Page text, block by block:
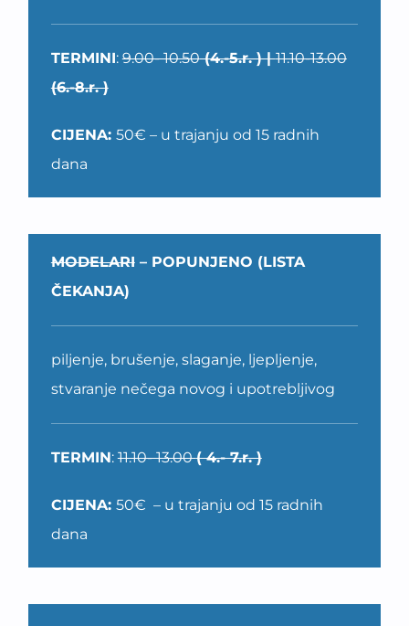
TERMINI:9.00- 10.50(4.-5.r. ) |11.10-13.00
(6.-8.r. )
CIJENA: 50€ – u trajanju od 15 radnih
dana
MODELARI– POPUNJENO (LISTA
ČEKANJA)
piljenje, brušenje, slaganje, ljepljenje,
stvaranje nečega novog i upotrebljivog
TERMIN:11.10- 13.00( 4.- 7.r. )
CIJENA: 50€ – u trajanju od 15 radnih
dana